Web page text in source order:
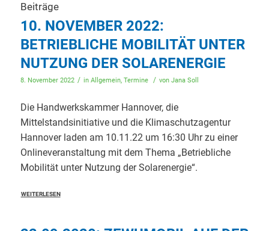
Beiträge
10. NOVEMBER 2022:
BETRIEBLICHE MOBILITÄT UNTER
NUTZUNG DER SOLARENERGIE
8. November 2022 / in Allgemein, Termine / von Jana Soll
Die Handwerkskammer Hannover, die
Mittelstandsinitiative und die Klimaschutzagentur
Hannover laden am 10.11.22 um 16:30 Uhr zu einer
Onlineveranstaltung mit dem Thema „Betriebliche
Mobilität unter Nutzung der Solarenergie“.
WEITERLESEN